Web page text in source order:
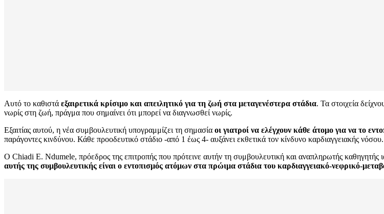
Αυτό το καθιστά εξαιρετικά κρίσιμο και απειλητικό για τη ζωή στα μεταγενέστερα στάδια. Τα στοιχεία
νωρίς στη ζωή, πράγμα που σημαίνει ότι μπορεί να διαγνωσθεί νωρίς.
Εξαιτίας αυτού, η νέα συμβουλευτική υπογραμμίζει τη σημασία οι γιατροί να ελέγχουν κάθε άτομο για να το
παράγοντες κινδύνου. Κάθε προοδευτικό στάδιο -από 1 έως 4- αυξάνει εκθετικά τον κίνδυνο καρδιαγγειακής νόσου.
Ο Chiadi E. Ndumele, πρόεδρος της επιτροπής που πρότεινε αυτήν τη συμβουλευτική και αναπληρωτής
αυτής της συμβουλευτικής είναι ο εντοπισμός ατόμων στα πρώιμα στάδια του καρδιαγγειακό-νεφρικό-